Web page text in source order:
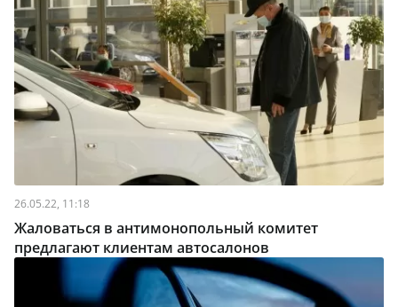
26.05.22, 11:18
Жаловаться в антимонопольный комитет
предлагают клиентам автосалонов